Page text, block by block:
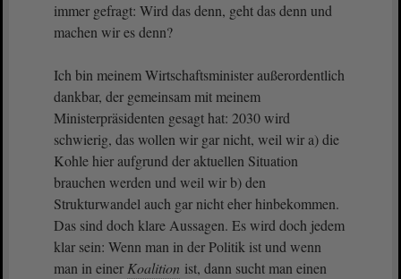
immer gefragt: Wird das denn, geht das denn und
machen wir es denn?
Ich bin meinem Wirtschaftsminister außerordentlich
dankbar, der gemeinsam mit meinem
Ministerpräsidenten gesagt hat: 2030 wird
schwierig, das wollen wir gar nicht, weil wir a) die
Kohle hier aufgrund der aktuellen Situation
brauchen werden und weil wir b) den
Strukturwandel auch gar nicht eher hinbekommen.
Das sind doch klare Aussagen. Es wird doch jedem
klar sein: Wenn man in der Politik ist und wenn
man in einer Koalition ist, dann sucht man einen